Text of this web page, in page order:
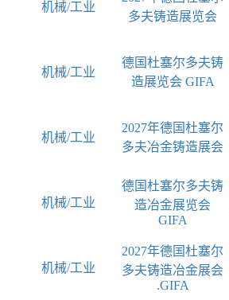
机械/工业
多夫铸造展览会
机械/工业
德国杜塞尔多夫铸
造展览会 GIFA
机械/工业
2027年德国杜塞尔
多夫冶金铸造展会
机械/工业
德国杜塞尔多夫铸
造冶金展览会
GIFA
机械/工业
2027年德国杜塞尔
多夫铸造冶金展会
.GIFA